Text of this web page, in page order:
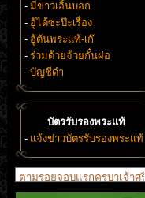
- มีข่าวเอิ้นบอก
- อู้ได้ซะป๊ะเรื่อง
- ฮู้ตันพระแท้-เก๊
- ร่วมด้วยจ้วยกั๋นผ่อ
- บัญชีดำ
บัตรรับรองพระแท้
- แจ้งข่าวบัตรรับรองพระแท้